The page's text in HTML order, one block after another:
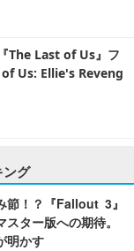
The Last of Us』フ
of Us: Ellie's Reveng
ング
節！？『Fallout 3』
ター版への期待。
明かす